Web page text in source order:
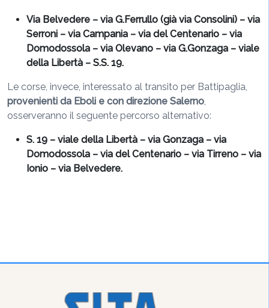
Via Belvedere – via G.Ferrullo (già via Consolini) – via
Serroni – via Campania – via del Centenario – via
Domodossola – via Olevano – via G.Gonzaga – viale
della Libertà – S.S. 19.
Le corse, invece, interessato al transito per Battipaglia,
provenienti da Eboli e con direzione Salerno,
osserveranno il seguente percorso alternativo:
S. 19 – viale della Libertà – via Gonzaga – via
Domodossola – via del Centenario – via Tirreno – via
Ionio – via Belvedere.